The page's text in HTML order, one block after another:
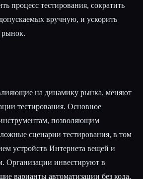
процесс тестирования, сократить
вручную, и ускорить
рынок.
на динамику рынка, меняют
тестирования. Основное
позволяющим
сценарии тестирования, в том
устройств Интернета вещей и
Организации инвестируют в
варианты автоматизации без кода,